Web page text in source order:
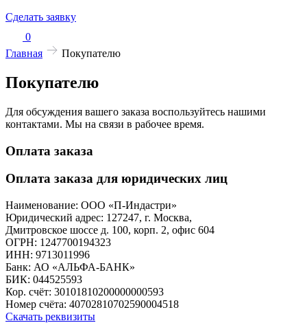
Сделать заявку
0
Главная
Покупателю
Покупателю
Для обсуждения вашего заказа воспользуйтесь нашими
контактами. Мы на связи в рабочее время.
Оплата заказа
Оплата заказа для юридических лиц
Наименование: ООО «П-Индастри»
Юридический адрес: 127247, г. Москва,
Дмитровское шоссе д. 100, корп. 2, офис 604
ОГРН: 1247700194323
ИНН: 9713011996
Банк: АО «АЛЬФА-БАНК»
БИК: 044525593
Кор. счёт: 30101810200000000593
Номер счёта: 40702810702590004518
Скачать реквизиты